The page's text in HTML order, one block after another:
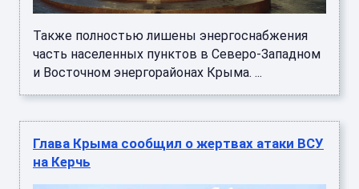
Также полностью лишены энергоснабжения
часть населенных пунктов в Северо-Западном
и Восточном энергорайонах Крыма. ...
Глава Крыма сообщил о жертвах атаки ВСУ
на Керчь